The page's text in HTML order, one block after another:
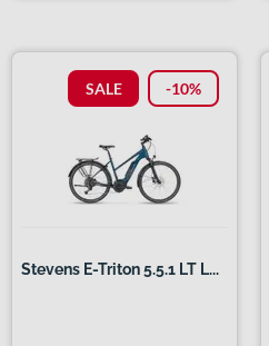
SALE -10%
Stevens E-Triton 5.5.1 LT L...